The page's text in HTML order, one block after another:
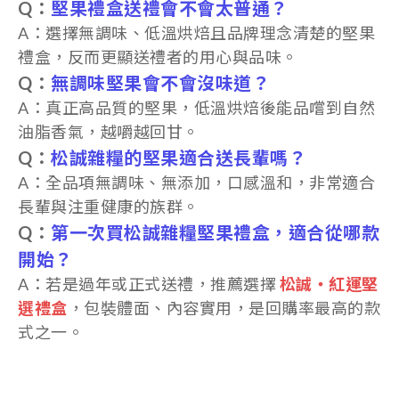
Q： 堅果禮盒送禮會不會太普通？
A：選擇無調味、低溫烘焙且品牌理念清楚的堅果
禮盒，反而更顯送禮者的用心與品味。
Q： 無調味堅果會不會沒味道？
A：真正高品質的堅果，低溫烘焙後能品嚐到自然
油脂香氣，越嚼越回甘。
Q： 松誠雜糧的堅果適合送長輩嗎？
A：全品項無調味、無添加，口感溫和，非常適合
長輩與注重健康的族群。
Q： 第一次買松誠雜糧堅果禮盒，適合從哪款
開始？
A：若是過年或正式送禮，推薦選擇松誠・紅運堅
選禮盒 ，包裝體面、內容實用，是回購率最高的款
式之一。